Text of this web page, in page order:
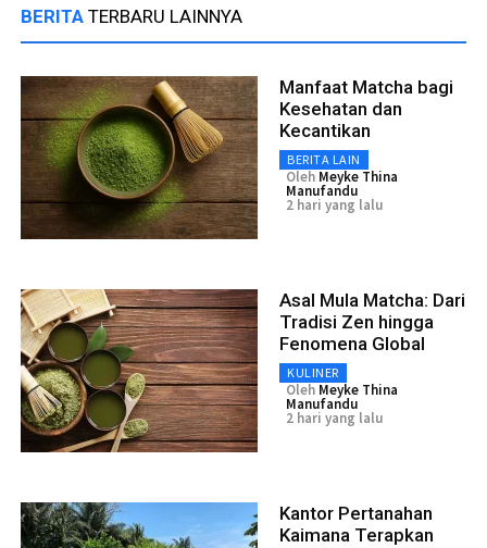
BERITA TERBARU LAINNYA
Manfaat Matcha bagi
Kesehatan dan
Kecantikan
BERITA LAIN
Oleh Meyke Thina
Manufandu
2 hari yang lalu
Asal Mula Matcha: Dari
Tradisi Zen hingga
Fenomena Global
KULINER
Oleh Meyke Thina
Manufandu
2 hari yang lalu
Kantor Pertanahan
Kaimana Terapkan